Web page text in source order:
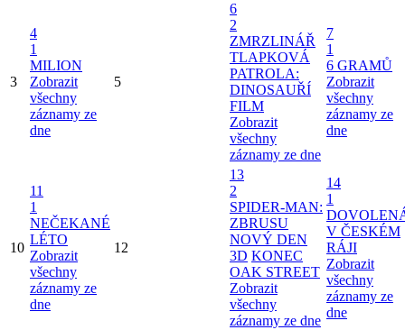
3
4
1
MILION
Zobrazit
všechny
záznamy ze
dne
5
6
2
ZMRZLINÁŘ
TLAPKOVÁ
PATROLA:
DINOSAUŘÍ
FILM
Zobrazit
všechny
záznamy ze dne
7
1
6 GRAMŮ
Zobrazit
všechny
záznamy ze
dne
10
11
1
NEČEKANÉ
LÉTO
Zobrazit
všechny
záznamy ze
dne
12
13
2
SPIDER-MAN:
ZBRUSU
NOVÝ DEN
3D KONEC
OAK STREET
Zobrazit
všechny
záznamy ze dne
14
1
V ČESKÉM
RÁJI
Zobrazit
všechny
záznamy ze
dne